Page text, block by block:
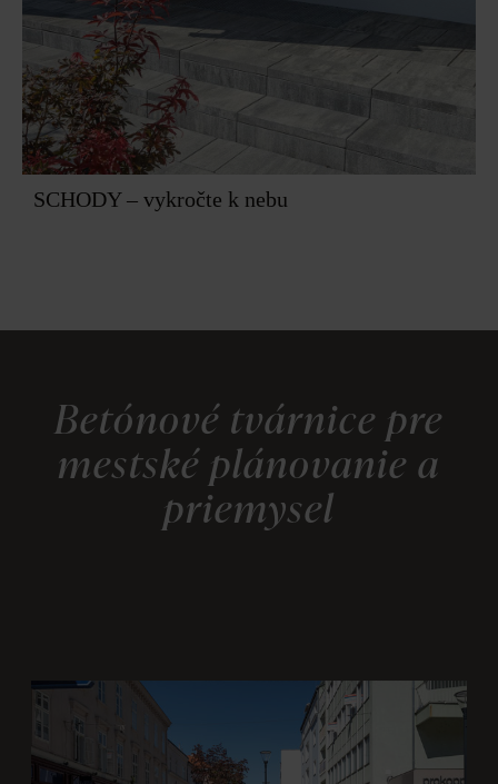
SCHODY – vykročte k nebu
Betónové tvárnice pre
mestské plánovanie a
priemysel